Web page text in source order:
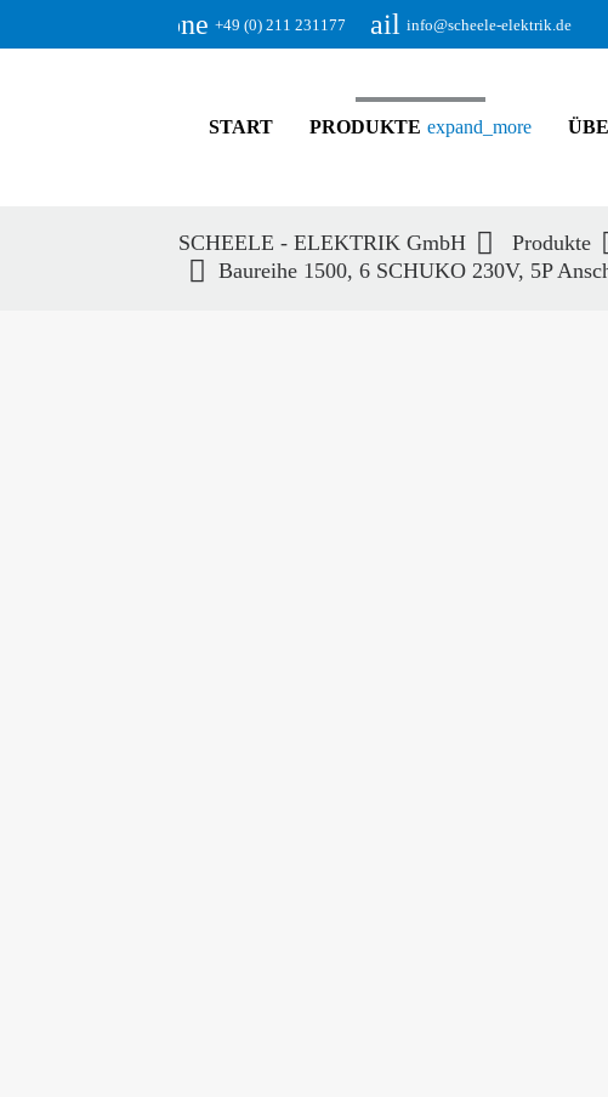
phone +49 (0) 211 231177email info@scheele-elektrik.de
START PRODUKTE expand_more
SCHEELE - ELEKTRIK GmbH Produkte
Baureihe 1500, 6 SCHUKO 230V, 5P